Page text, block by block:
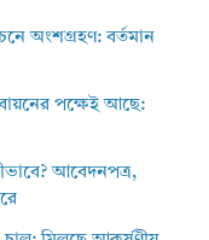
অংশগ্রহণ: বর্তমান
পক্ষেই আছে:
আবেদনপত্র,